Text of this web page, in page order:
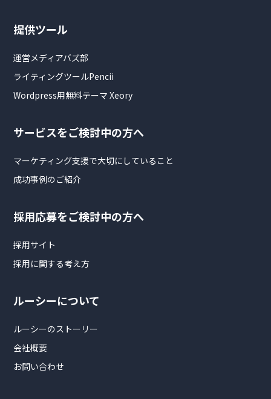
提供ツール
運営メディアバズ部
ライティングツールPencii
Wordpress用無料テーマ Xeory
サービスをご検討中の方へ
マーケティング支援で大切にしていること
成功事例のご紹介
採用応募をご検討中の方へ
採用サイト
採用に関する考え方
ルーシーについて
ルーシーのストーリー
会社概要
お問い合わせ